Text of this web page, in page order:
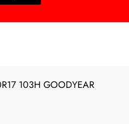
103H GOODYEAR